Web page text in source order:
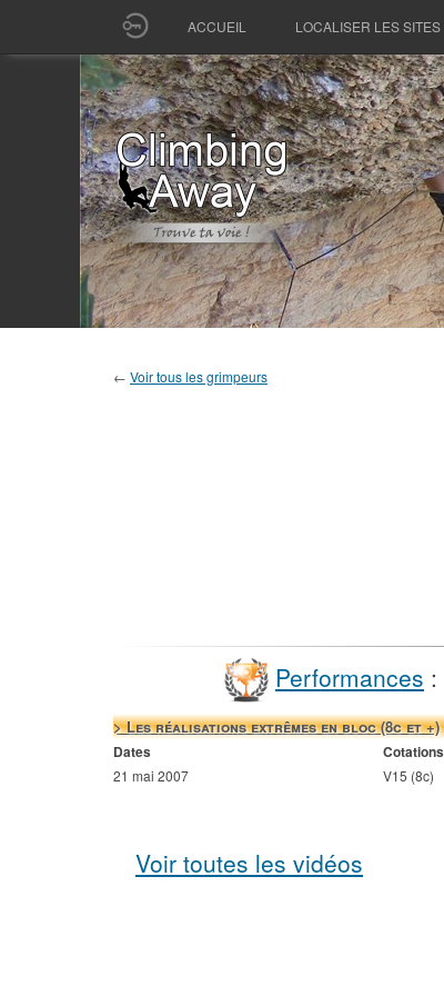
ACCUEIL LOCALISER LES SITES
← Voir tous les grimpeurs
Performances :
> Les réalisations extrêmes en bloc (8c et +)
Dates Cotations
21 mai 2007 V15 (8c)
Voir toutes les vidéos